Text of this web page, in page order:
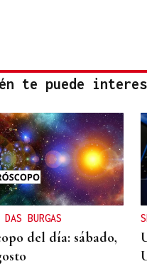
te puede
DAS BURGAS
del día: sábado,